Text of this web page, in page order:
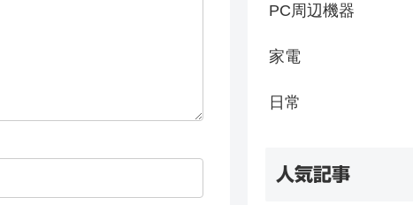
PC周辺機器
家電
日常
人気記事